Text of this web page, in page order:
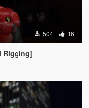
504 16
Rigging]